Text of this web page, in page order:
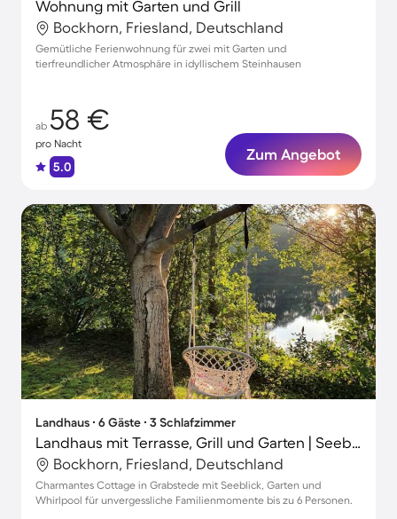
Wohnung mit Garten und Grill
Bockhorn, Friesland, Deutschland
Gemütliche Ferienwohnung für zwei mit Garten und
tierfreundlicher Atmosphäre in idyllischem Steinhausen
ab 58 €
pro Nacht
5.0
Zum Angebot
Landhaus ∙ 6 Gäste ∙ 3 Schlafzimmer
Landhaus mit Terrasse, Grill und Garten | Seeblick | Ideal für Homeoffice
Bockhorn, Friesland, Deutschland
Charmantes Cottage in Grabstede mit Seeblick, Garten und
Whirlpool für unvergessliche Familienmomente bis zu 6 Personen.